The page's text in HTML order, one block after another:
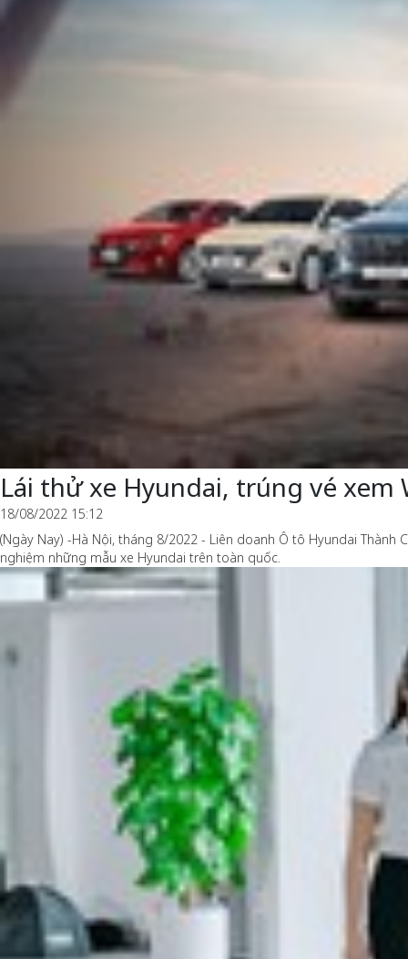
Lái thử xe Hyundai, trúng vé xem
18/08/2022 15:12
(Ngày Nay) -Hà Nội, tháng 8/2022 - Liên doanh Ô tô Hyundai
nghiệm những mẫu xe Hyundai trên toàn quốc.